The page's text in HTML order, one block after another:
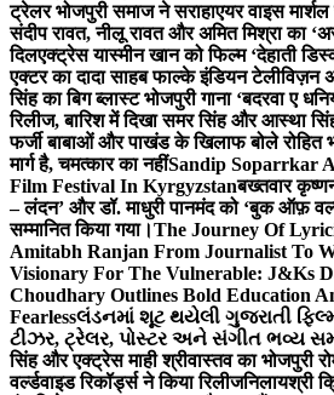
ट्रेलर भोजपुरी समाज ने सराहाएयर वाइस
संदीप रावत, नीलू रावत और अमित मिश्रा का
दिलएक्ट्रेस यास्मीन खान को फिल्म ‘देहाती
एक्टर का दादा साहब फाल्के इंडियन टेलीविज़न
सिंह का बिग ब्लास्ट भोजपुरी गाना ‘बदरवा ए
रिलीज, बारिश में दिखा समर सिंह और आस्था
फर्जी बाबाओं और पाखंड के खिलाफ बोले रोहित
मार्ग है, चमत्कार का नहींSandip Soparrkar
Film Festival In Kyrgyzstanबख्तवार
– लंदन’ और डॉ. माधुरी पानमंद को ‘बुक ऑफ़
सम्मानित किया गया।The Journey Of
Amitabh Ranjan From Journalist To
Visionary For The Vulnerable: J&Ks
Choudhary Outlines Bold Education
Fearlessલંડનમાં શૂટ થયેલી ગુજરાતી
ટીઝર, ટ્રેલર, પોસ્ટર અને સંગીત ભવ્ય
सिंह और एक्ट्रेस माही श्रीवास्तव का भोजपुरी
वर्ल्डवाइड रिकॉर्ड्स ने किया रिलीजनिलायश्री